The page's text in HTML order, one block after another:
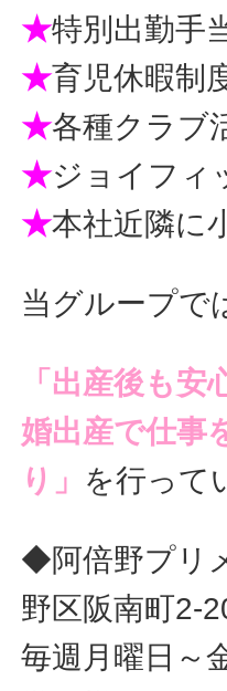
★特別出勤手
★育児休暇制
★各種クラブ
★ジョイフィ
★本社近隣に
当グループで
「出産後も
婚出産で仕事
り」 を行って
◆阿倍野プリ
野区阪南町2-
毎週月曜日～